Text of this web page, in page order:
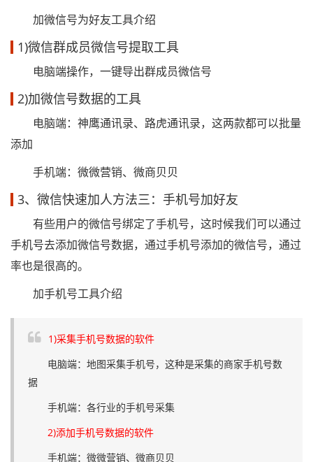
加微信号为好友工具介绍
1)微信群成员微信号提取工具
电脑端操作，一键导出群成员微信号
2)加微信号数据的工具
电脑端：神鹰通讯录、路虎通讯录，这两款都可以批量
添加
手机端：微微营销、微商贝贝
3、微信快速加人方法三：手机号加好友
有些用户的微信号绑定了手机号，这时候我们可以通过
手机号去添加微信号数据，通过手机号添加的微信号，通过
率也是很高的。
加手机号工具介绍
1)采集手机号数据的软件
电脑端：地图采集手机号，这种是采集的商家手机号数
据
手机端：各行业的手机号采集
2)添加手机号数据的软件
手机端：微微营销、微商贝贝